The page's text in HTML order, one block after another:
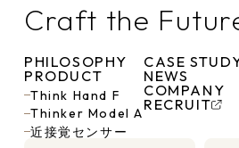
Craft the
PHILOSOPHY
PRODUCT
Think Hand F
Thinker Model A
近接覚センサー
CASE
NEWS
COMPANY
RECRUIT